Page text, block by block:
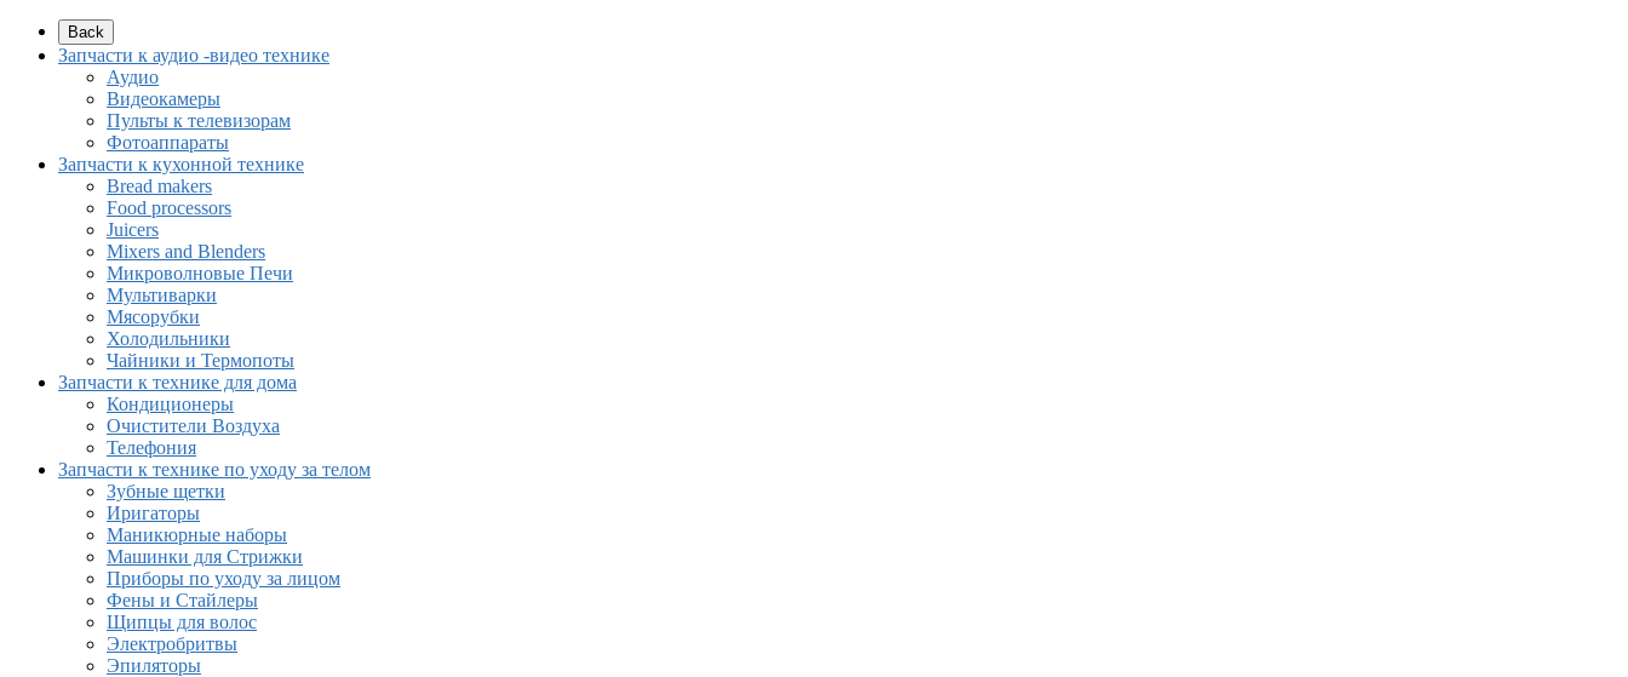
Back
Запчасти к аудио -видео технике
Аудио
Видеокамеры
Пульты к телевизорам
Фотоаппараты
Запчасти к кухонной технике
Bread makers
Food processors
Juicers
Mixers and Blenders
Микроволновые Печи
Мультиварки
Мясорубки
Холодильники
Чайники и Термопоты
Запчасти к технике для дома
Кондиционеры
Очистители Воздуха
Телефония
Запчасти к технике по уходу за телом
Зубные щетки
Иригаторы
Маникюрные наборы
Машинки для Стрижки
Приборы по уходу за лицом
Фены и Стайлеры
Щипцы для волос
Электробритвы
Эпиляторы